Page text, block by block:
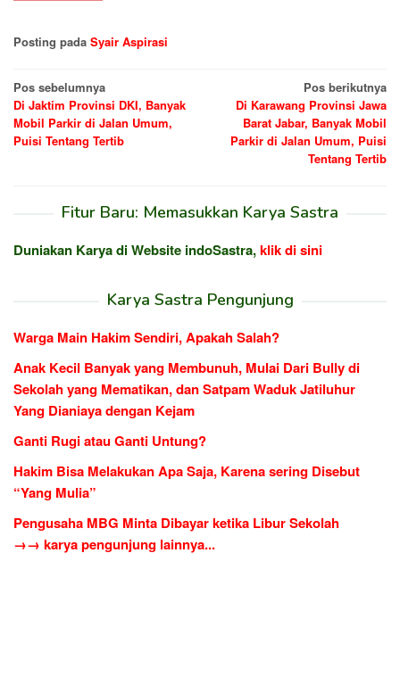
Posting pada Syair Aspirasi
Navigasi
pos
Pos sebelumnya
Di Jaktim Provinsi DKI, Banyak
Mobil Parkir di Jalan Umum,
Puisi Tentang Tertib
Pos berikutnya
Di Karawang Provinsi Jawa
Barat Jabar, Banyak Mobil
Parkir di Jalan Umum, Puisi
Tentang Tertib
Fitur Baru: Memasukkan Karya Sastra
Duniakan Karya di Website indoSastra,klik di sini
Karya Sastra Pengunjung
Warga Main Hakim Sendiri, Apakah Salah?
Anak Kecil Banyak yang Membunuh, Mulai Dari Bully di
Sekolah yang Mematikan, dan Satpam Waduk Jatiluhur
Yang Dianiaya dengan Kejam
Ganti Rugi atau Ganti Untung?
Hakim Bisa Melakukan Apa Saja, Karena sering Disebut
“Yang Mulia”
Pengusaha MBG Minta Dibayar ketika Libur Sekolah
→→ karya pengunjung lainnya...